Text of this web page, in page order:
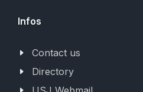
Infos
Contact us
Directory